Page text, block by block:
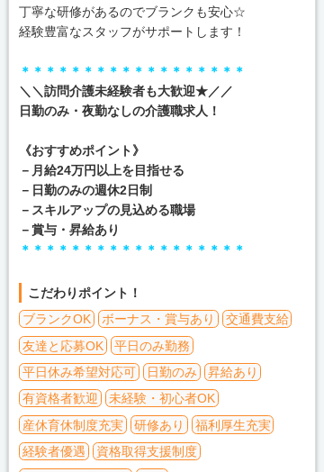
丁寧な研修があるのでブランクも安心☆
経験豊富なスタッフがサポートします！
＊＊＊＊＊＊＊＊＊＊＊＊＊＊＊＊＊＊
＼＼訪問介護未経験者も大歓迎★／／
日勤のみ・夜勤なしの介護職求人！
《おすすめポイント》
－月給24万円以上を目指せる
－日勤のみの週休2日制
－スキルアップの見込める職場
－賞与・昇給あり
＊＊＊＊＊＊＊＊＊＊＊＊＊＊＊＊＊＊
こだわりポイント！
ブランクOK
ボーナス・賞与あり
交通費支給
友達と応募OK
平日のみ勤務
平日休み希望対応可
日勤のみ
昇給あり
有資格者歓迎
未経験・初心者OK
産休育休制度充実
研修あり
福利厚生充実
経験者優遇
資格取得支援制度